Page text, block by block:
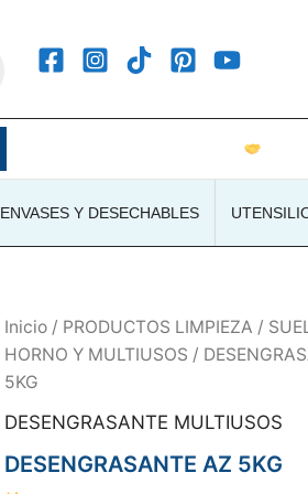
ENVASES Y DESECHABLES
Inicio / PRODUCTOS LIMPIEZA /
HORNO Y MULTIUSOS /
5KG
DESENGRASANTE MULTIUSOS
DESENGRASANTE AZ 5KG